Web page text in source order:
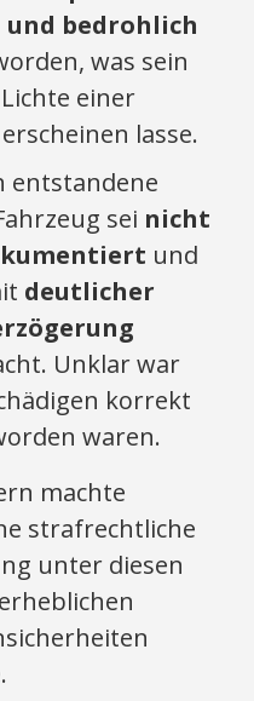
und bedrohlich
was sein
einer
lasse.
entstandene
sei nicht
und
deutlicher
Unklar war
korrekt
waren.
machte
strafrechtliche
unter diesen